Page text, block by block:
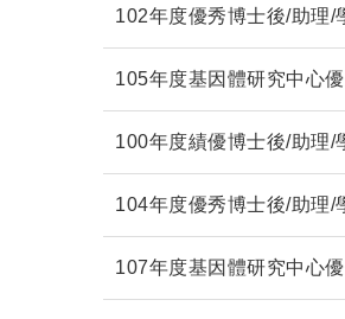
102年度優秀博士後/助理/
105年度基因體研究中心
100年度績優博士後/助理/
104年度優秀博士後/助理/
107年度基因體研究中心